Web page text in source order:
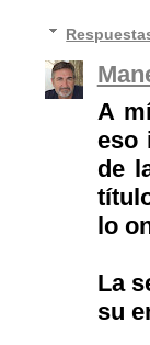
A
eso
de
lo
La
su